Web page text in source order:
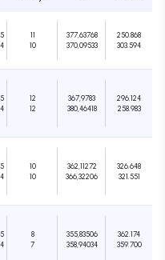
11
10
377,63768
370,09533
250.868
303.594
12
12
367,9783
380,46418
296.124
258.983
10
10
362,11272
366,32206
326.648
321.551
8
7
355,83506
358,94034
362.174
359.700